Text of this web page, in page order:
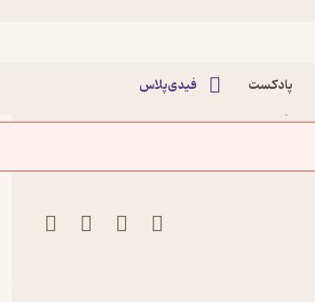
پادکست فیدی‌پلاس